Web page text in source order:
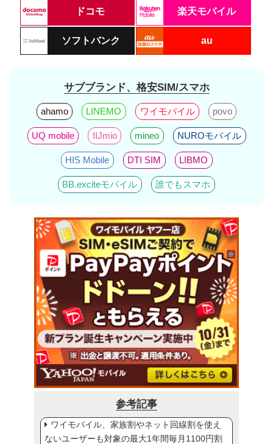
ドコモ 楽天モバイル
ソフトバンク au
サブブランド、格安SIM/スマホ
ahamo LINEMO ワイモバイル povo
UQ mobile IIJmio mineo NUROモバイル
HIS Mobile DTI SIM LIBMO
BB.exciteモバイル 誰でもスマホ
参考記事
ワイモバイル、家族割やネット回線割を使え
ないユーザーも対象の最大1年間毎月1100円割